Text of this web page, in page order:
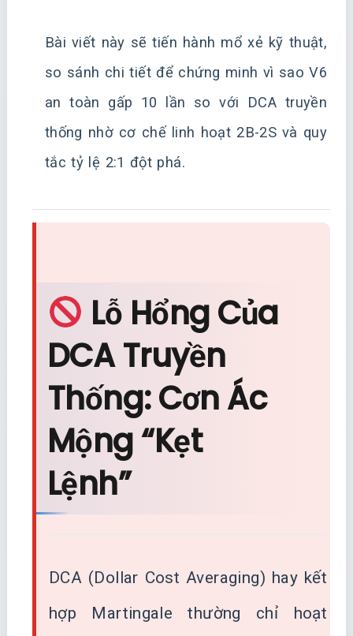
Bài viết này sẽ tiến hành mổ xẻ kỹ thuật,
so sánh chi tiết để chứng minh vì sao V6
an toàn gấp 10 lần so với DCA truyền
thống nhờ cơ chế linh hoạt 2B-2S và quy
tắc tỷ lệ 2:1 đột phá.
Lỗ Hổng Của
DCA Truyền
Thống: Cơn Ác
Mộng “Kẹt
Lệnh”
DCA (Dollar Cost Averaging) hay kết
hợp Martingale thường chỉ hoạt